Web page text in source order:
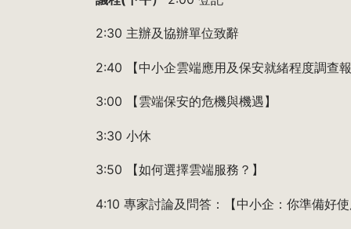
2:30 主辦及協辦單位致辭
2:40 【中小企雲端應用及保安就緒程度調查
3:00 【雲端保安的危機與機遇】
3:30 小休
3:50 【如何選擇雲端服務？】
4:10 專家討論及問答：【中小企：你準備好